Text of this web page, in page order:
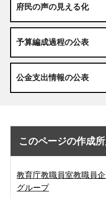
府民の声の見える化
予算編成過程の公表
公金支出情報の公表
このページの作成
教育庁教職員室教職員
グループ